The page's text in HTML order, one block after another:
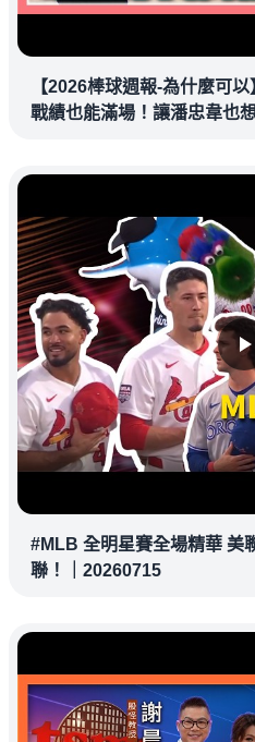
【2026棒球週報-為什麼可
戰績也能滿場！讓潘忠韋也
#MLB 全明星賽全場精華 美
聯！｜20260715